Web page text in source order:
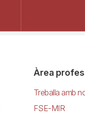
Àrea
Treballa amb
FSE-MIR